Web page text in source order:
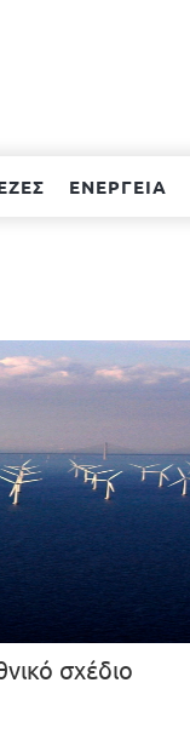
ΕΝΕΡΓΕΙΑ
σχέδιο